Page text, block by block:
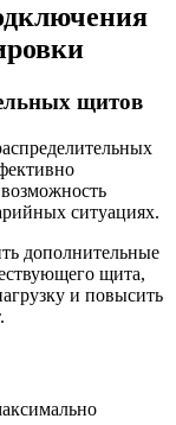
щитов
ситуациях.
дополнительные
щита,
и повысить